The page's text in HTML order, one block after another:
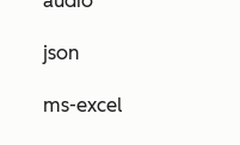
json
ms-excel